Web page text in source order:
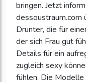
bringen. Jetzt
dessoustraum.com
Drunter, die für
der sich Frau gut
Details für ein
zugleich sexy
fühlen. Die